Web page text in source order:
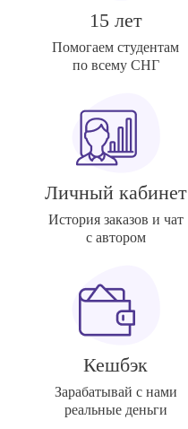
15 лет
Помогаем студентам
по всему СНГ
Личный кабинет
История заказов и чат
с автором
Кешбэк
Зарабатывай с нами
реальные деньги